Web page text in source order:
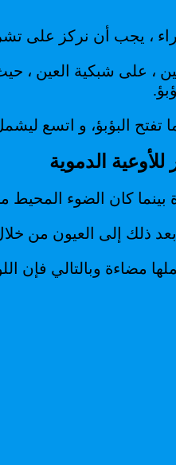
، يجب أن نركز على
، على شبكية العين ،
تفتح البؤبؤ، و اتسع
للأوعية الدموية
كان الضوء المحيط
ذلك إلى العيون من
مضاءة وبالتالي فإن